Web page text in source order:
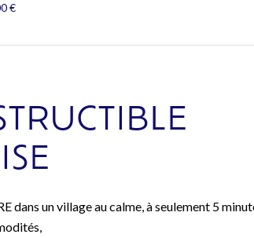
€
dans un village au calme, à seulement 5